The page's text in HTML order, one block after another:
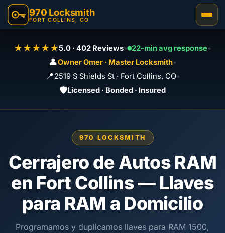
970 Locksmith
FORT COLLINS, CO
★★★★★5.0 · 402 Reviews• 22-min avg response•
👤Owner Omer · Master Locksmith•
📍2519 S Shields St · Fort Collins, CO•
🛡️Licensed · Bonded · Insured
970 LOCKSMITH
Cerrajero de Autos RAM
en Fort Collins — Llaves
para RAM a Domicilio
Programamos y duplicamos llaves para RAM 1500,